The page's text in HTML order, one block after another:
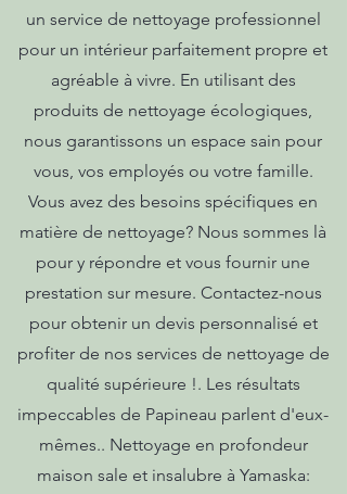
un service de nettoyage professionnel
pour un intérieur parfaitement propre et
agréable à vivre. En utilisant des
produits de nettoyage écologiques,
nous garantissons un espace sain pour
vous, vos employés ou votre famille.
Vous avez des besoins spécifiques en
matière de nettoyage? Nous sommes là
pour y répondre et vous fournir une
prestation sur mesure. Contactez-nous
pour obtenir un devis personnalisé et
profiter de nos services de nettoyage de
qualité supérieure !. Les résultats
impeccables de Papineau parlent d'eux-
mêmes.. Nettoyage en profondeur
maison sale et insalubre à Yamaska: